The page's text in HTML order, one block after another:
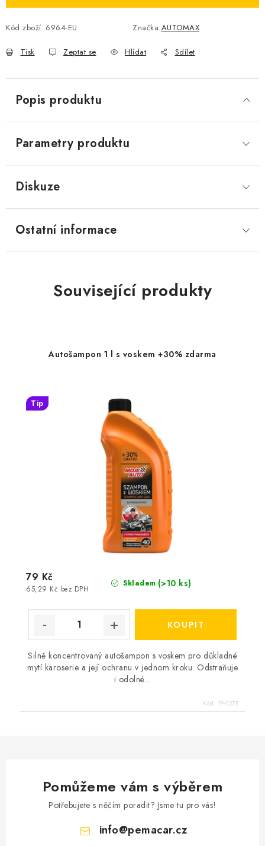
Kód zboží: 6964-EU Značka:AUTOMAX
Tisk Zeptat se Hlídat Sdílet
Popis produktu
Parametry produktu
Diskuze
Ostatní informace
Související produkty
Autošampon 1 l s voskem +30% zdarma
Tip
Skladem (>10 ks)
65,29 Kč bez DPH
79 Kč
Silně koncentrovaný autošampon s voskem pro důkladné
mytí karoserie a její ochranu v jednom kroku. Odstraňuje
i odolné...
Kód: 19-027E
Pomůžeme vám s výběrem
Potřebujete s něčím poradit? Jsme tu pro vás!
info@pemacar.cz